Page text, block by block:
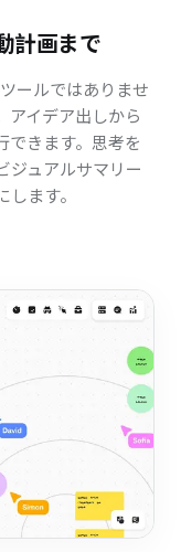
計画まで
ールではありませ
アイデア出しから
できます。思考を
ジュアルサマリー
ます。